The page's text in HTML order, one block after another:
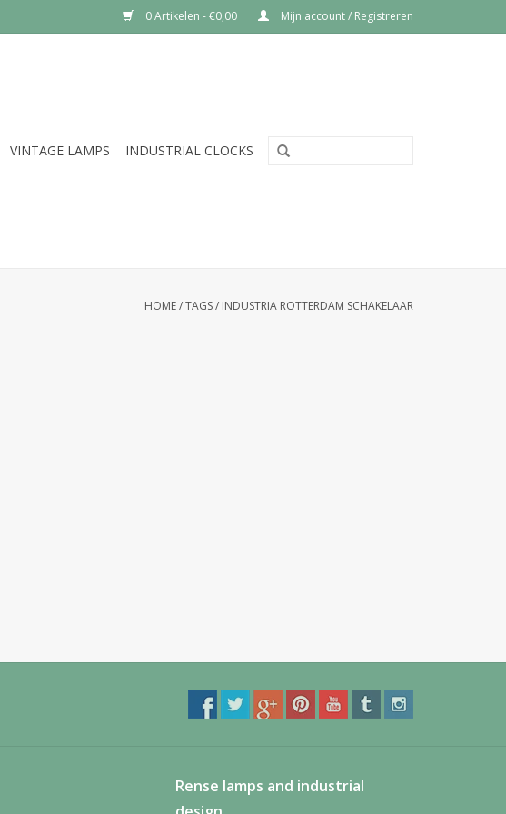
0 Artikelen - €0,00 Mijn account / Registreren
VINTAGE LAMPS INDUSTRIAL CLOCKS
HOME/TAGS/ INDUSTRIA ROTTERDAM SCHAKELAAR
Rense lamps and industrial